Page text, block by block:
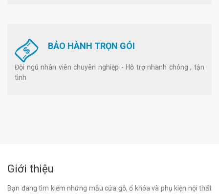
BẢO HÀNH TRỌN GÓI
Đội ngũ nhân viên chuyên nghiệp - Hỗ trợ nhanh chóng , tận
tình
Giới thiệu
Bạn đang tìm kiếm những mẫu cửa gỗ, ổ khóa và phụ kiện nội thất